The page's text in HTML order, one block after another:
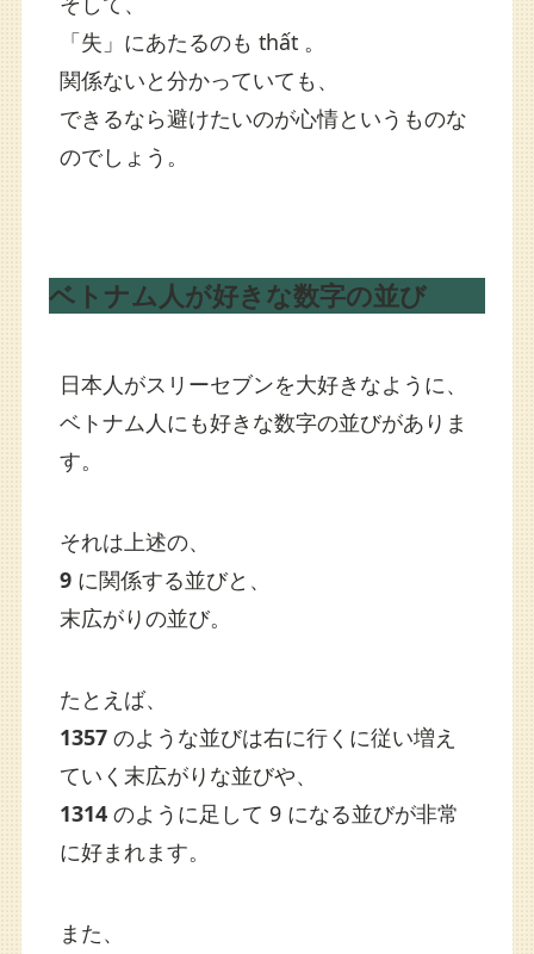
「失」にあたるのも thất 。
関係ないと分かっていても、
できるなら避けたいのが心情というものな
のでしょう。
ベトナム人が好きな数字の並び
日本人がスリーセブンを大好きなように、
ベトナム人にも好きな数字の並びがありま
す。
それは上述の、
9に関係する並びと、
末広がりの並び。
たとえば、
1357のような並びは右に行くに従い増え
ていく末広がりな並びや、
1314のように足して 9 になる並びが非常
に好まれます。
また、